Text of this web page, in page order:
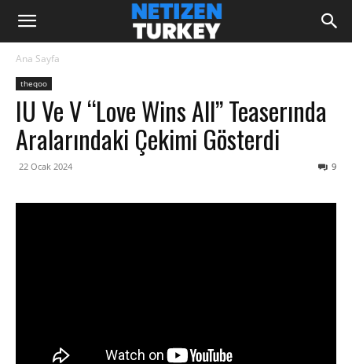
Ana Sayfa
theqoo
IU Ve V “Love Wins All” Teaserında
Aralarındaki Çekimi Gösterdi
22 Ocak 2024 9